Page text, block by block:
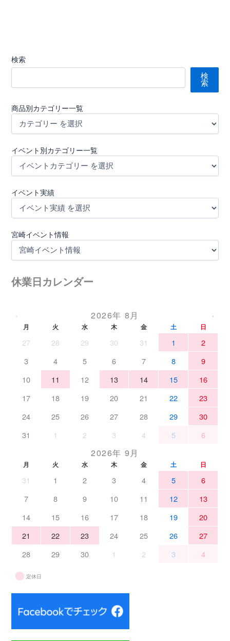
検索
検
索
商品別カテゴリー一覧
イベント別カテゴリー一覧
イベント実績
宮崎イベント情報
休業日カレンダー
‹ 2026年 8月 ›
月 火 水 木 金 土 日
27 28 29 30 31 1
2
3
4 5 6 7 8
9
10
11 12 13 14 15
16
17
18 19 20 21 22
23
24
25 26 27 28 29
30
31
1 2 3 4 5 6
2026年 9月
月 火 水 木 金 土 日
31 1 2 3 4 5
6
7
8 9 10 11 12
13
14
15 16 17 18 19
20
21
22 23 24 25 26
27
28
29 30 1 2 3 4
定休日